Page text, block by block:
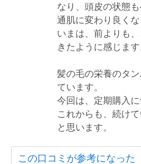
なり、頭皮の状態
通肌に変わり良くな
いまは、前よりも
きたように感じます
髪の毛の栄養のタ
ています。
今回は、定期購入に
これからも、続け
と思います。
この口コミが参考になった